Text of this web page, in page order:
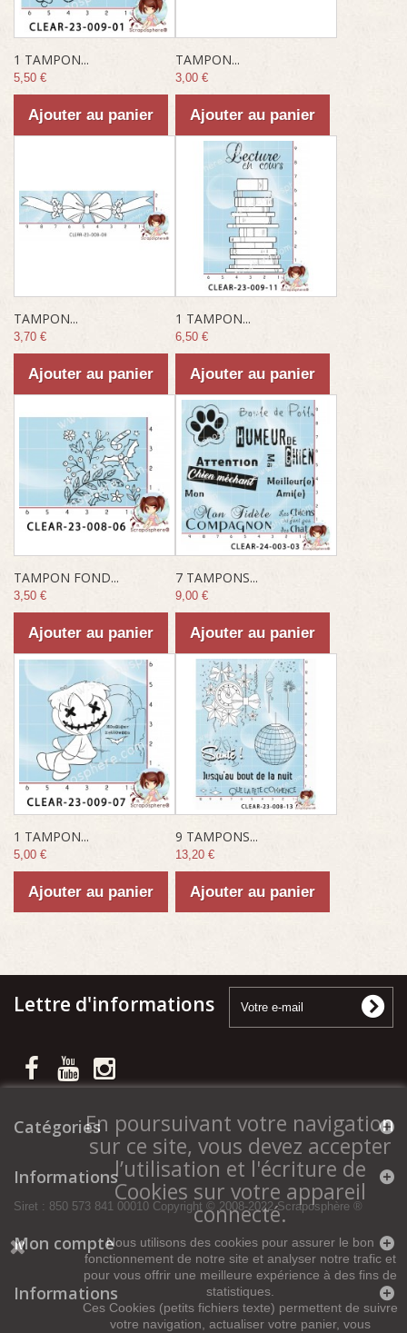
1 TAMPON...
5,50 €
Ajouter au panier
TAMPON...
3,00 €
Ajouter au panier
TAMPON...
3,70 €
Ajouter au panier
1 TAMPON...
6,50 €
Ajouter au panier
TAMPON FOND...
3,50 €
Ajouter au panier
7 TAMPONS...
9,00 €
Ajouter au panier
1 TAMPON...
5,00 €
Ajouter au panier
9 TAMPONS...
13,20 €
Ajouter au panier
Lettre d'informations
Catégories
Informations
Siret : 850 573 841 00010 Copyright © 2008-2022 Scraposphère ®
Mon compte
Informations
En poursuivant votre navigation
sur ce site, vous devez accepter
l’utilisation et l'écriture de
Cookies sur votre appareil
connecté.
Nous utilisons des cookies pour assurer le bon
fonctionnement de notre site et analyser notre trafic et
pour vous offrir une meilleure expérience à des fins de
statistiques.
Ces Cookies (petits fichiers texte) permettent de suivre
votre navigation, actualiser votre panier, vous